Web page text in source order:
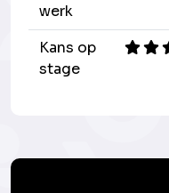
werk
Kans op
stage